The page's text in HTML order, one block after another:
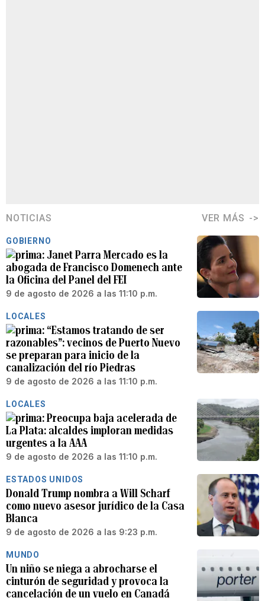
NOTICIAS VER MÁS
GOBIERNO
Janet Parra Mercado es la
abogada de Francisco Domenech ante
la Oficina del Panel del FEI
9 de agosto de 2026 a las 11:10 p.m.
LOCALES
“Estamos tratando de ser
razonables”: vecinos de Puerto Nuevo
se preparan para inicio de la
canalización del río Piedras
9 de agosto de 2026 a las 11:10 p.m.
LOCALES
Preocupa baja acelerada de
La Plata: alcaldes imploran medidas
urgentes a la AAA
9 de agosto de 2026 a las 11:10 p.m.
ESTADOS UNIDOS
Donald Trump nombra a Will Scharf
como nuevo asesor jurídico de la Casa
Blanca
9 de agosto de 2026 a las 9:23 p.m.
MUNDO
Un niño se niega a abrocharse el
cinturón de seguridad y provoca la
cancelación de un vuelo en Canadá